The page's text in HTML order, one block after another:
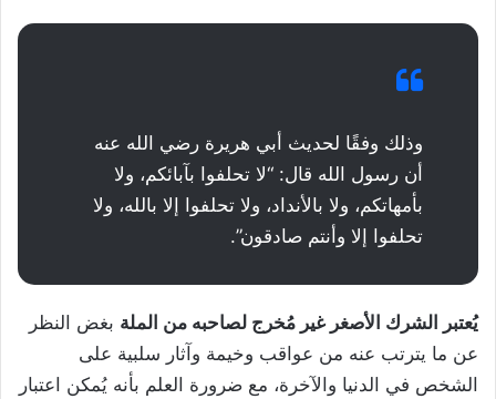
وذلك وفقًا لحديث أبي هريرة رضي الله عنه
أن رسول الله قال: “لا تحلفوا بآبائكم، ولا
بأمهاتكم، ولا بالأنداد، ولا تحلفوا إلا بالله، ولا
تحلفوا إلا وأنتم صادقون”.
يُعتبر الشرك الأصغر غير مُخرج لصاحبه من الملة بغض النظر
عن ما يترتب عنه من عواقب وخيمة وآثار سلبية على
الشخص في الدنيا والآخرة، مع ضرورة العلم بأنه يُمكن اعتبار